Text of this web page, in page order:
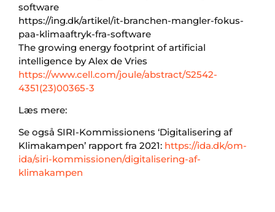
software
https://ing.dk/artikel/it-branchen-mangler-fokus-
paa-klimaaftryk-fra-software
The growing energy footprint of artificial
intelligence by Alex de Vries
https://www.cell.com/joule/abstract/S2542-
4351(23)00365-3
Læs mere:
Se også SIRI-Kommissionens ‘Digitalisering af
Klimakampen’ rapport fra 2021: https://ida.dk/om-
ida/siri-kommissionen/digitalisering-af-
klimakampen